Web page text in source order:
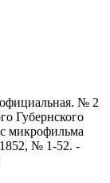
№ 2
Губернского
микрофильма
1852, № 1-52. -